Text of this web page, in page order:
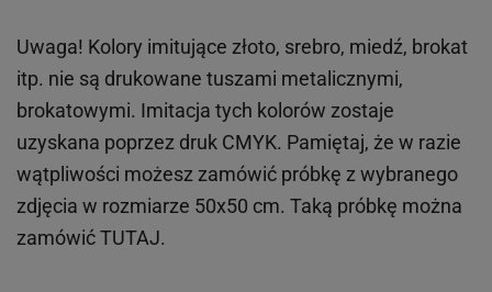
Uwaga! Kolory imitujące złoto, srebro, miedź, brokat
itp. nie są drukowane tuszami metalicznymi,
brokatowymi. Imitacja tych kolorów zostaje
uzyskana poprzez druk CMYK. Pamiętaj, że w razie
wątpliwości możesz zamówić próbkę z wybranego
zdjęcia w rozmiarze 50x50 cm. Taką próbkę można
zamówićTUTAJ.